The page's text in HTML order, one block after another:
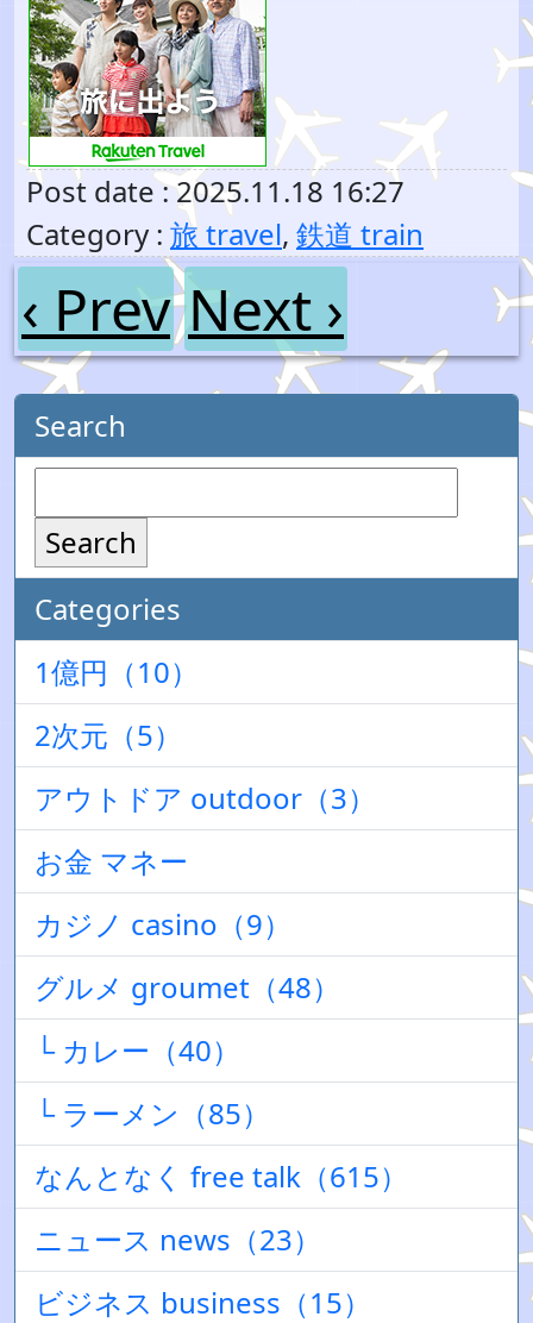
Post date : 2025.11.18 16:27
Category : 旅 travel, 鉄道 train
‹ Prev Next ›
Search
Search
Categories
1億円（10）
2次元（5）
アウトドア outdoor（3）
お金 マネー
カジノ casino（9）
グルメ groumet（48）
└ カレー（40）
└ ラーメン（85）
なんとなく free talk（615）
ニュース news（23）
ビジネス business（15）